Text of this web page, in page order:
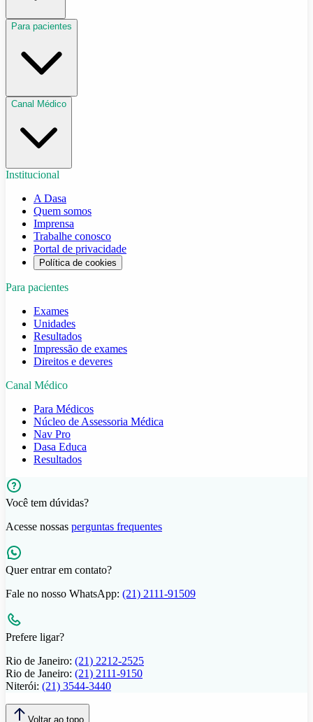
Para pacientes
Canal Médico
Institucional
A Dasa
Quem somos
Imprensa
Trabalhe conosco
Portal de privacidade
Política de cookies
Para pacientes
Exames
Unidades
Resultados
Impressão de exames
Direitos e deveres
Canal Médico
Para Médicos
Núcleo de Assessoria Médica
Nav Pro
Dasa Educa
Resultados
Você tem dúvidas?
Acesse nossas perguntas frequentes
Quer entrar em contato?
Fale no nosso WhatsApp: (21) 2111-91509
Prefere ligar?
Rio de Janeiro: (21) 2212-2525
Rio de Janeiro: (21) 2111-9150
Niterói: (21) 3544-3440
Voltar ao topo